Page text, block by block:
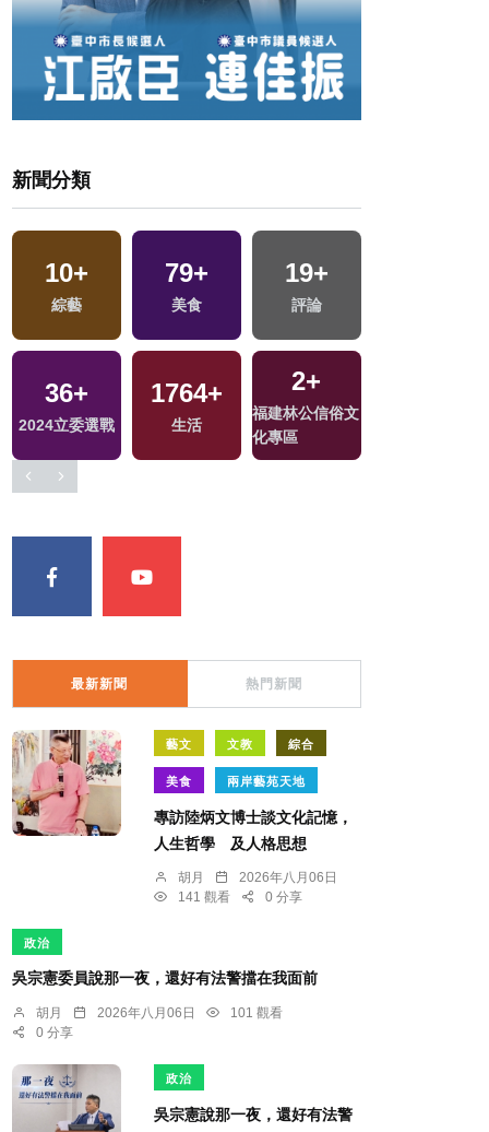
新聞分類
10+
綜藝
79+
美食
19+
評論
36+
2024立委選戰
1764+
生活
2+
福建林公信俗文
化專區
最新新聞 熱門新聞
藝文 文教 綜合
美食 兩岸藝苑天地
專訪陸炳文博士談文化記憶，
人生哲學 及人格思想
胡月
2026年八月06日
141 觀看
0 分享
政治
吳宗憲委員說那一夜，還好有法警擋在我面前
胡月 2026年八月06日
101 觀看
0 分享
政治
吳宗憲說那一夜，還好有法警